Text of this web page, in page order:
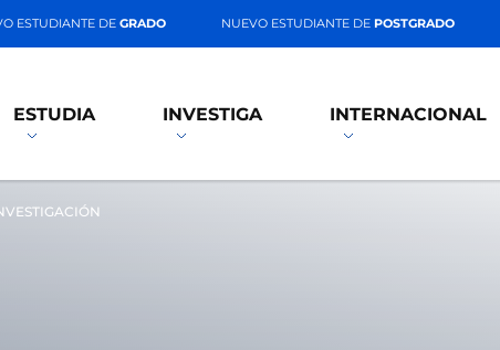
ESTUDIANTE DEGRADO NUEVO ESTUDIANTE DE POSTGRADO
ESTUDIA INVESTIGA INTERNACIONAL